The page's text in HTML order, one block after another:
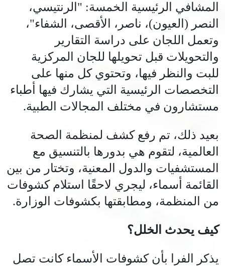
المشافي الرئيسية الخمسة: "الرنتيسي،
النصر (العيون)، ناصر، الأقصى، الشفاء"،
وتعمل اللجان على دراسة التقارير
والتحويلات قبل تحويلها للجان المركزية
للبت والنظر فيها، وتحتوي كل منها على
التخصصات الرئيسية التي يشارك فيها أطباء
مستشارون في مختلف المجالات الطبية.
بعيد ذلك، تم رفع كشف لمنظمة الصحة
العالمية، لتقوم هي بدورها بالتنسيق مع
المستشفيات والدول المعنية، وتختار من بين
القائمة أسماء، ليجري لاحقًا استلام كشوفات
من المنظمة، ومطابقتها بكشوفات الوزارة.
كيف يحدث الخلل؟
يذكر الفرا بأن كشوفات الأسماء كانت تصل